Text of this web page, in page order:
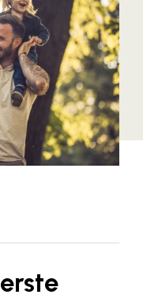
Salzburg